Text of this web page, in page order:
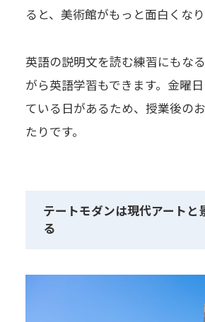
ると、美術館がもっと面白くなり
英語の説明文を読む練習にもな
がら英語学習もできます。金曜
ている日があるため、授業後の
たりです。
テートモダンは現代アートと
る